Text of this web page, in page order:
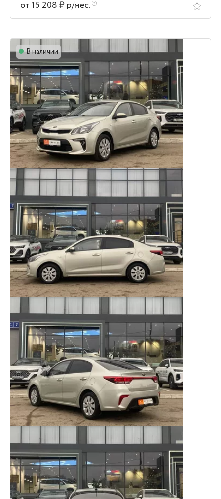
от 15 208 ₽ р/мес.
В наличии